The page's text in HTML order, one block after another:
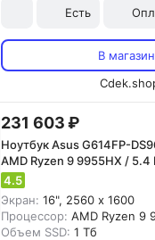
Есть
В магазин
231 603 ₽
Ноутбук Asus G614FP-
AMD Ryzen 9 9955HX / 5.4
RTX 5070, 32 Гб, DDR5, 1
Home]
4.5
Экран: 16", 2560 x 1600
Процессор: AMD Ryzen 9
Объем SSD: 1 Тб